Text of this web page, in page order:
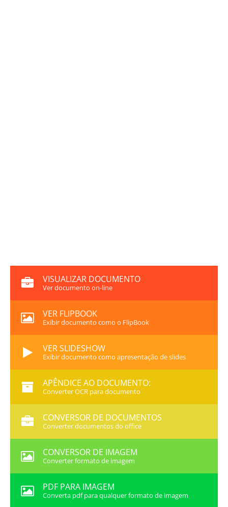
VISUALIZAR DOCUMENTO
Ver documento on-line
VER FLIPBOOK
Exibir documento como o FlipBook
VER SLIDESHOW
Exibir documento como apresentação de slides
APÊNDICE AO DOCUMENTO:
Converter OCR para documento
CONVERSOR DE DOCUMENTOS
Converter documentos do office
CONVERSOR DE IMAGEM
Converter formato de imagem
PDF PARA IMAGEM
Converta pdf para qualquer formato de imagem